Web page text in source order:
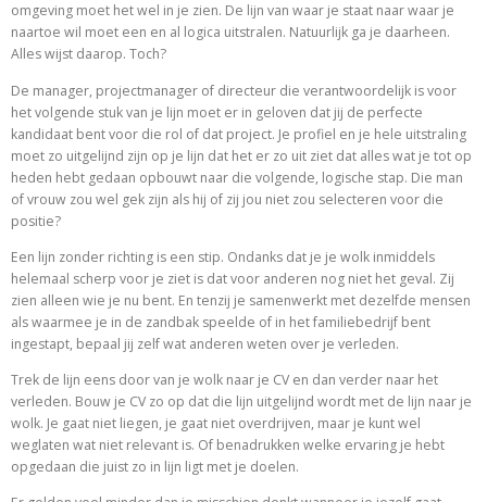
omgeving moet het wel in je zien. De lijn van waar je staat naar waar je
naartoe wil moet een en al logica uitstralen. Natuurlijk ga je daarheen.
Alles wijst daarop. Toch?
De manager, projectmanager of directeur die verantwoordelijk is voor
het volgende stuk van je lijn moet er in geloven dat jij de perfecte
kandidaat bent voor die rol of dat project. Je profiel en je hele uitstraling
moet zo uitgelijnd zijn op je lijn dat het er zo uit ziet dat alles wat je tot op
heden hebt gedaan opbouwt naar die volgende, logische stap. Die man
of vrouw zou wel gek zijn als hij of zij jou niet zou selecteren voor die
positie?
Een lijn zonder richting is een stip. Ondanks dat je je wolk inmiddels
helemaal scherp voor je ziet is dat voor anderen nog niet het geval. Zij
zien alleen wie je nu bent. En tenzij je samenwerkt met dezelfde mensen
als waarmee je in de zandbak speelde of in het familiebedrijf bent
ingestapt, bepaal jij zelf wat anderen weten over je verleden.
Trek de lijn eens door van je wolk naar je CV en dan verder naar het
verleden. Bouw je CV zo op dat die lijn uitgelijnd wordt met de lijn naar je
wolk. Je gaat niet liegen, je gaat niet overdrijven, maar je kunt wel
weglaten wat niet relevant is. Of benadrukken welke ervaring je hebt
opgedaan die juist zo in lijn ligt met je doelen.